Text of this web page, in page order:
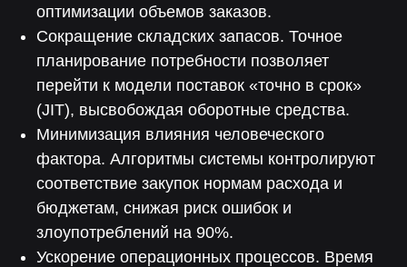
оптимизации объемов заказов.
Сокращение складских запасов. Точное
планирование потребности позволяет
перейти к модели поставок «точно в срок»
(JIT), высвобождая оборотные средства.
Минимизация влияния человеческого
фактора. Алгоритмы системы контролируют
соответствие закупок нормам расхода и
бюджетам, снижая риск ошибок и
злоупотреблений на 90%.
Ускорение операционных процессов. Время
70%
Снижение затрат
на прохождение аудитов
90%
Снижение влияния
на оперативный учет
30%
Уменьшение
производственных
50%
Снижение затрат
на производственный